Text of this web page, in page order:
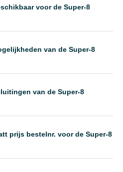
voor de Super-8
van de Super-8
van de Super-8
prijs bestelnr. voor de Super-8